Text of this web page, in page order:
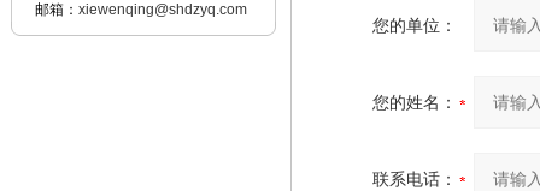
邮箱： xiewenqing@shdzyq.com
您的单位：
您的姓名：
联系电话：